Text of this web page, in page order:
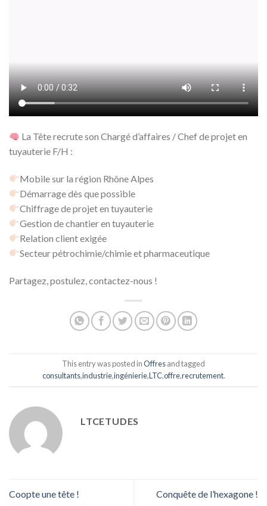
La Tête recrute son Chargé d’affaires / Chef de projet en
tuyauterie F/H :
Mobile sur la région Rhône Alpes
Démarrage dès que possible
Chiffrage de projet en tuyauterie
Gestion de chantier en tuyauterie
Relation client exigée
Secteur pétrochimie/chimie et pharmaceutique
Partagez, postulez, contactez-nous !
This entry was posted inOffresand tagged
consultants,industrie,ingénierie,LTC,offre,recrutement.
LTCETUDES
Coopte une tête ! Conquête de l’hexagone !